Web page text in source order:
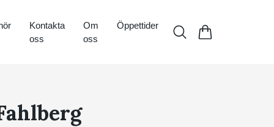
Kontakta
oss
Om
oss
Öppettider